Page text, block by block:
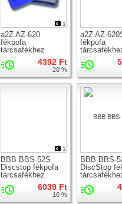
1
a2Z AZ-620
fékpofa
tárcsafékhez
4392 Ft
20 %
a2Z AZ-
fékpofa
1
BBB BBS-52S
Discstop fékpofa
tárcsafékhez
6039 Ft
10 %
BBB BBS-
DiscStop